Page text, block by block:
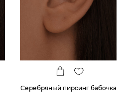
Серебряный пирсинг бабочка